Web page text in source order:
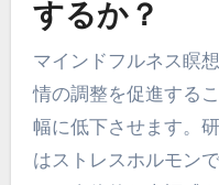
するか？
マインドフルネス瞑
情の調整を促進する
幅に低下させます。
はストレスホルモン